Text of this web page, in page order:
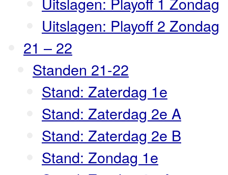
Uitslagen: Playoff 2 Zondag
21 – 22
Standen 21-22
Stand: Zaterdag 1e
Stand: Zaterdag 2e A
Stand: Zaterdag 2e B
Stand: Zondag 1e